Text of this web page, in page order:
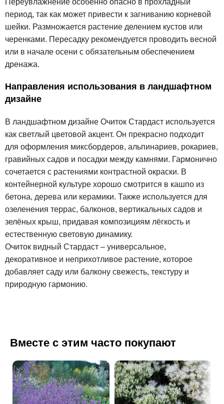
период, так как может привести к загниванию корневой
шейки. Размножается растение делением кустов или
черенками. Пересадку рекомендуется проводить весной
или в начале осени с обязательным обеспечением
дренажа.
Направления использования в ландшафтном
дизайне
В ландшафтном дизайне Очиток Стардаст используется
как светлый цветовой акцент. Он прекрасно подходит
для оформления миксбордеров, альпинариев, рокариев,
гравийных садов и посадки между камнями. Гармонично
сочетается с растениями контрастной окраски. В
контейнерной культуре хорошо смотрится в кашпо из
бетона, дерева или керамики. Также используется для
озеленения террас, балконов, вертикальных садов и
зелёных крыш, придавая композициям лёгкость и
естественную световую динамику.
Очиток видный Стардаст – универсальное,
декоративное и неприхотливое растение, которое
добавляет саду или балкону свежесть, текстуру и
природную гармонию.
Вместе с этим часто покупают